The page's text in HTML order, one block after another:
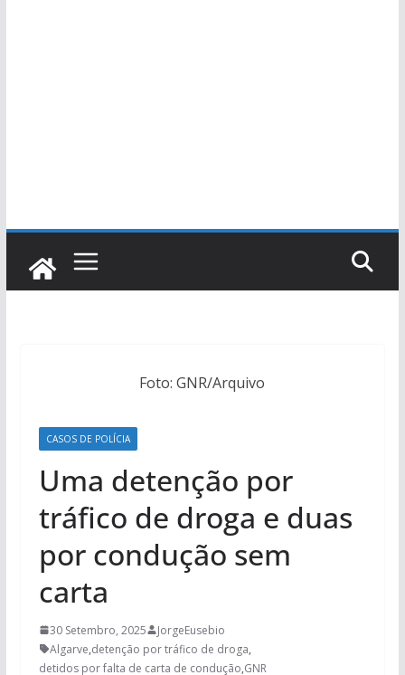
Foto: GNR/Arquivo
CASOS DE POLÍCIA
Uma detenção por
tráfico de droga e duas
por condução sem
carta
30 Setembro, 2025
JorgeEusebio
Algarve,detenção por tráfico de droga,
detidos por falta de carta de condução,GNR